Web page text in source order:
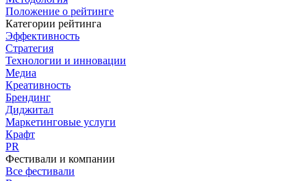
Положение о рейтинге
Категории рейтинга
Эффективность
Стратегия
Технологии и инновации
Медиа
Креативность
Брендинг
Диджитал
Маркетинговые услуги
Крафт
PR
Фестивали и компании
Все фестивали